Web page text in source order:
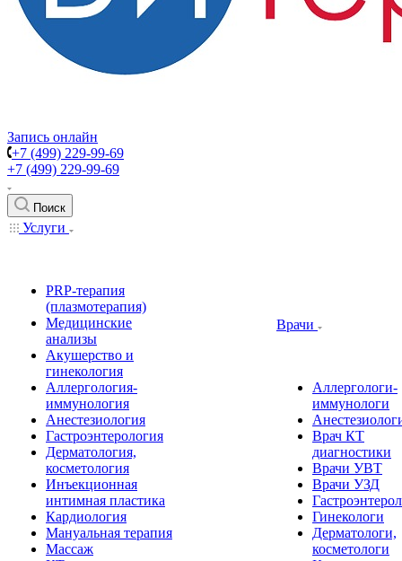
Запись онлайн
+7 (499) 229-99-69
+7 (499) 229-99-69
Поиск
Услуги
PRP-терапия
(плазмотерапия)
Медицинские
анализы
Акушерство и
гинекология
Аллергология-
иммунология
Анестезиология
Гастроэнтерология
Дерматология,
косметология
Инъекционная
интимная пластика
Кардиология
Мануальная терапия
Массаж
Врачи
Аллергологи-
иммунологи
Врач КТ
диагностики
Врачи УВТ
Врачи УЗД
Гинекологи
Дерматологи,
косметологи